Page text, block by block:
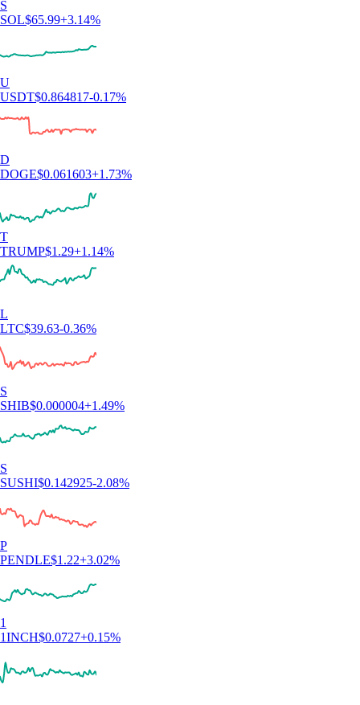
S
SOL$65.99+3.14%
U
USDT$0.864817-0.17%
D
DOGE$0.061603+1.73%
T
TRUMP$1.29+1.14%
L
LTC$39.63-0.36%
S
SHIB$0.000004+1.49%
S
SUSHI$0.142925-2.08%
P
PENDLE$1.22+3.02%
1
1INCH$0.0727+0.15%